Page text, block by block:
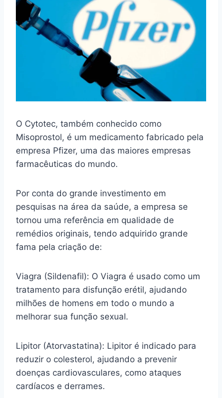
O Cytotec, também conhecido como
Misoprostol, é um medicamento fabricado pela
empresa Pfizer, uma das maiores empresas
farmacêuticas do mundo.
Por conta do grande investimento em
pesquisas na área da saúde, a empresa se
tornou uma referência em qualidade de
remédios originais, tendo adquirido grande
fama pela criação de:
Viagra (Sildenafil): O Viagra é usado como um
tratamento para disfunção erétil, ajudando
milhões de homens em todo o mundo a
melhorar sua função sexual.
Lipitor (Atorvastatina): Lipitor é indicado para
reduzir o colesterol, ajudando a prevenir
doenças cardiovasculares, como ataques
cardíacos e derrames.